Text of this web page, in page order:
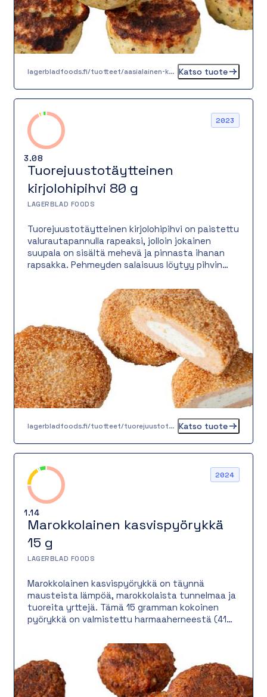
pulla pysyy täydellisesti koossa myös
kastikkeessa, mikä tekee siitä varman suosikin
niin wokkiin kuin pataruokiin.
lagerbladfoods.fi/tuotteet/aasialainen-kanapyorykka-30-g Katso tuote
3.08
2023
Tuorejuustotäytteinen
kirjolohipihvi 80 g
LAGERBLAD FOODS
Tuorejuustotäytteinen kirjolohipihvi on paistettu
valurautapannulla rapeaksi, jolloin jokainen
suupala on sisältä mehevä ja pinnasta ihanan
rapsakka. Pehmeyden salaisuus löytyy pihvin
tuorejuustotäyte kätkeytyy pihvin sisään ja
tuo makuelämykseen silkkistä täyteläisyyttä.
Tuotteessa on 55 % kirjolohta ja täytettä 15 % –
täydellinen tasapaino kalan ja kermaisen
tuorejuuston välillä.
lagerbladfoods.fi/tuotteet/tuorejuustotaytteinen-kirjolohipihvi-80-g Katso tuote
1.14
2024
Marokkolainen kasvispyörykkä
15 g
LAGERBLAD FOODS
Marokkolainen kasvispyörykkä on täynnä
mausteista lämpöä, marokkolaista tunnelmaa ja
tuoreita yrttejä. Tämä 15 gramman kokoinen
pyörykkä on valmistettu harmaaherneestä (41
sipulilla. Tarjoile pitaleivän välissä raikkaan
salaatin ja jogurttikastikkeen kera,
kasviskulhossa lämpimän riisin päällä tai osana
värikästä pyörykkäbaaria – vaihtoehtoja on
loputtomasti!